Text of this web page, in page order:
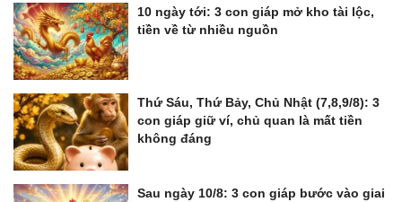
10 ngày tới: 3 con giáp mở kho tài lộc,
tiền về từ nhiều nguồn
Thứ Sáu, Thứ Bảy, Chủ Nhật (7,8,9/8): 3
con giáp giữ ví, chủ quan là mất tiền
không đáng
Sau ngày 10/8: 3 con giáp bước vào giai